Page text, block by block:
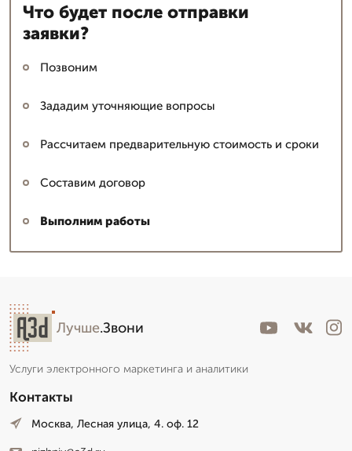
Что будет после отправки
заявки?
Позвоним
Зададим уточняющие вопросы
Рассчитаем предварительную стоимость и сроки
Составим договор
Выполним работы
Лучше.Звони
Услуги электронного маркетинга и аналитики
Контакты
Москва, Лесная улица, 4. оф. 12